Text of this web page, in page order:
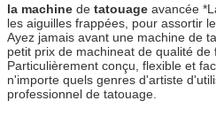
la machine de tatouage avancée
les aiguilles frappées, pour assortir
Ayez jamais avant une machine de
petit prix de machineat de qualité de
Particulièrement conçu, flexible et
n'importe quels genres d'artiste
professionnel de tatouage.